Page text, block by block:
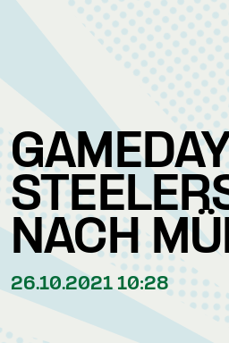
NACH
26.10.2021 10:28